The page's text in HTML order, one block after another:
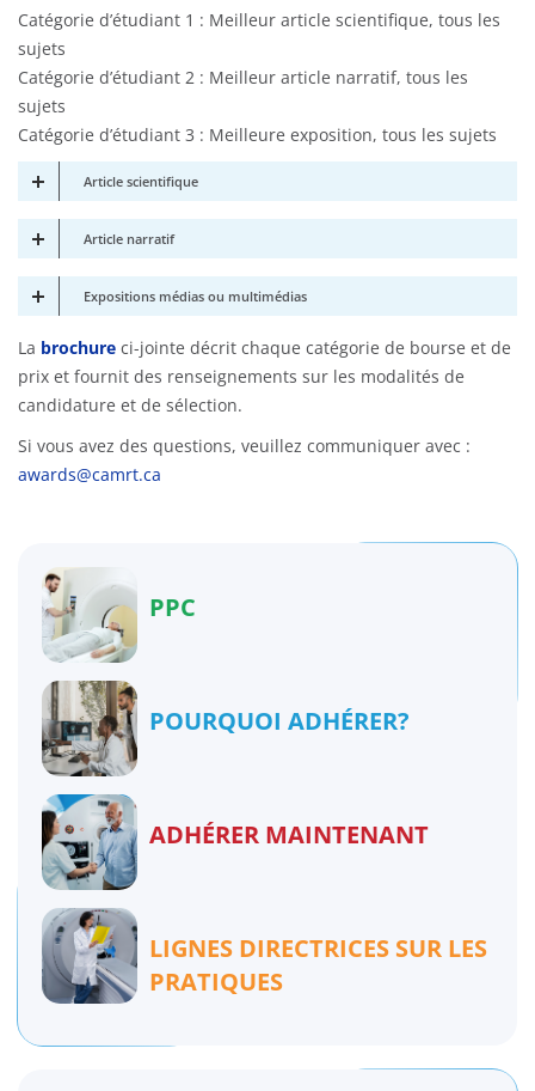
Catégorie d’étudiant 1 : Meilleur article scientifique, tous les
sujets
Catégorie d’étudiant 2 : Meilleur article narratif, tous les
sujets
Catégorie d’étudiant 3 : Meilleure exposition, tous les sujets
Article scientifique
Article narratif
Expositions médias ou multimédias
La brochure ci-jointe décrit chaque catégorie de bourse et de
prix et fournit des renseignements sur les modalités de
candidature et de sélection.
Si vous avez des questions, veuillez communiquer avec :
awards@camrt.ca
PPC
POURQUOI ADHÉRER?
ADHÉRER MAINTENANT
LIGNES DIRECTRICES SUR LES
PRATIQUES